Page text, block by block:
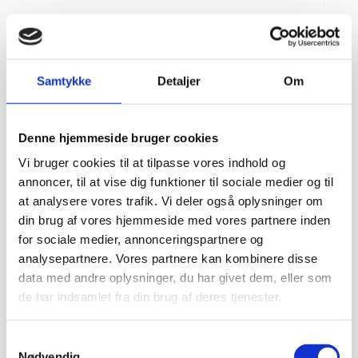
Samtykke Detaljer Om
Denne hjemmeside bruger cookies
Vi bruger cookies til at tilpasse vores indhold og
annoncer, til at vise dig funktioner til sociale medier og til
at analysere vores trafik. Vi deler også oplysninger om
din brug af vores hjemmeside med vores partnere inden
for sociale medier, annonceringspartnere og
analysepartnere. Vores partnere kan kombinere disse
data med andre oplysninger, du har givet dem, eller som
de har indsamlet fra din brug af deres tjenester.
Vurderet af Benny
“God kundebetjening og der blev svaret høfligt på mine
spørgsmål.”
“God snak med Keld Han kunne svare på hvad jeg havde
spørgsmål til “
Vurderet af Jeanette
“Har købt mange maskiner og fået god hjælp når der har været
problemer. Gode priser, mm.”
“Hjemmeside nem og hurtig at overskue samt hurtig betjening”
Vurderet af Kai Hou
Vurderet af Helle